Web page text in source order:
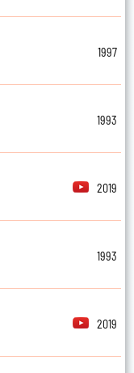
1997
1993
2019
1993
2019